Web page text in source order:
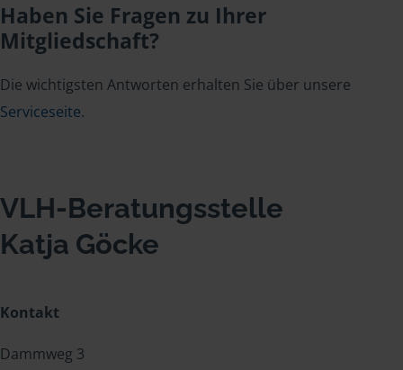
Haben Sie Fragen zu Ihrer
Mitgliedschaft?
Die wichtigsten Antworten erhalten Sie über unsere
Serviceseite.
VLH-Beratungsstelle
Katja Göcke
Kontakt
Dammweg 3